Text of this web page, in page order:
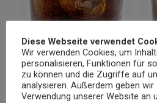
Diese Webseite verwendet
Wir verwenden Cookies, um
personalisieren, Funktionen für
zu können und die Zugriffe auf
analysieren. Außerdem geben
Verwendung unserer Website an